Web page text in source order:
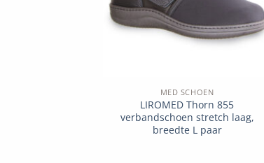
MED SCHOEN
LIROMED Thorn 855
verbandschoen stretch laag,
breedte L paar